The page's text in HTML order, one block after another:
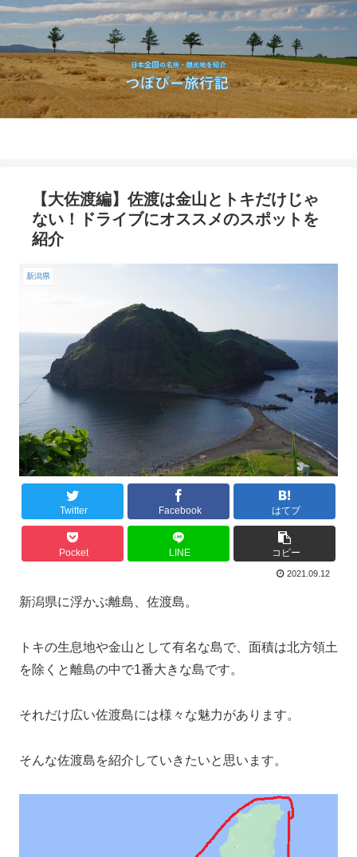
【大佐渡編】佐渡は金山とトキだけじゃ
ない！ドライブにオススメのスポットを
紹介
新潟県
Twitter Facebook はてブ
Pocket LINE コピー
2021.09.12
新潟県に浮かぶ離島、佐渡島。
トキの生息地や金山として有名な島で、面積は北方領土
を除くと離島の中で1番大きな島です。
それだけ広い佐渡島には様々な魅力があります。
そんな佐渡島を紹介していきたいと思います。